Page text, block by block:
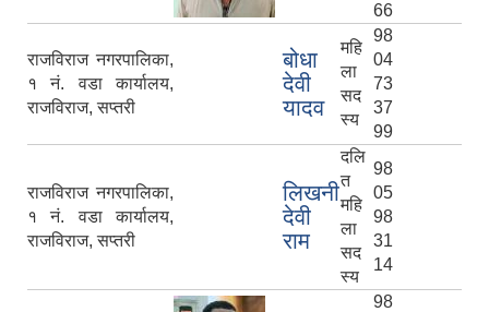
66
राजविराज नगरपालिका,
१ नं. वडा कार्यालय,
राजविराज, सप्तरी
बोधा
देवी
यादव
महि
ला
सद
स्य
98
04
73
37
99
राजविराज नगरपालिका,
१ नं. वडा कार्यालय,
राजविराज, सप्तरी
लिखनी
देवी
राम
दलि
त
महि
ला
सद
स्य
98
05
98
31
14
98